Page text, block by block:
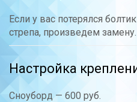
Если у вас потерялся
стрепа, произведем замену.
Настройка
Сноуборд — 600 руб.